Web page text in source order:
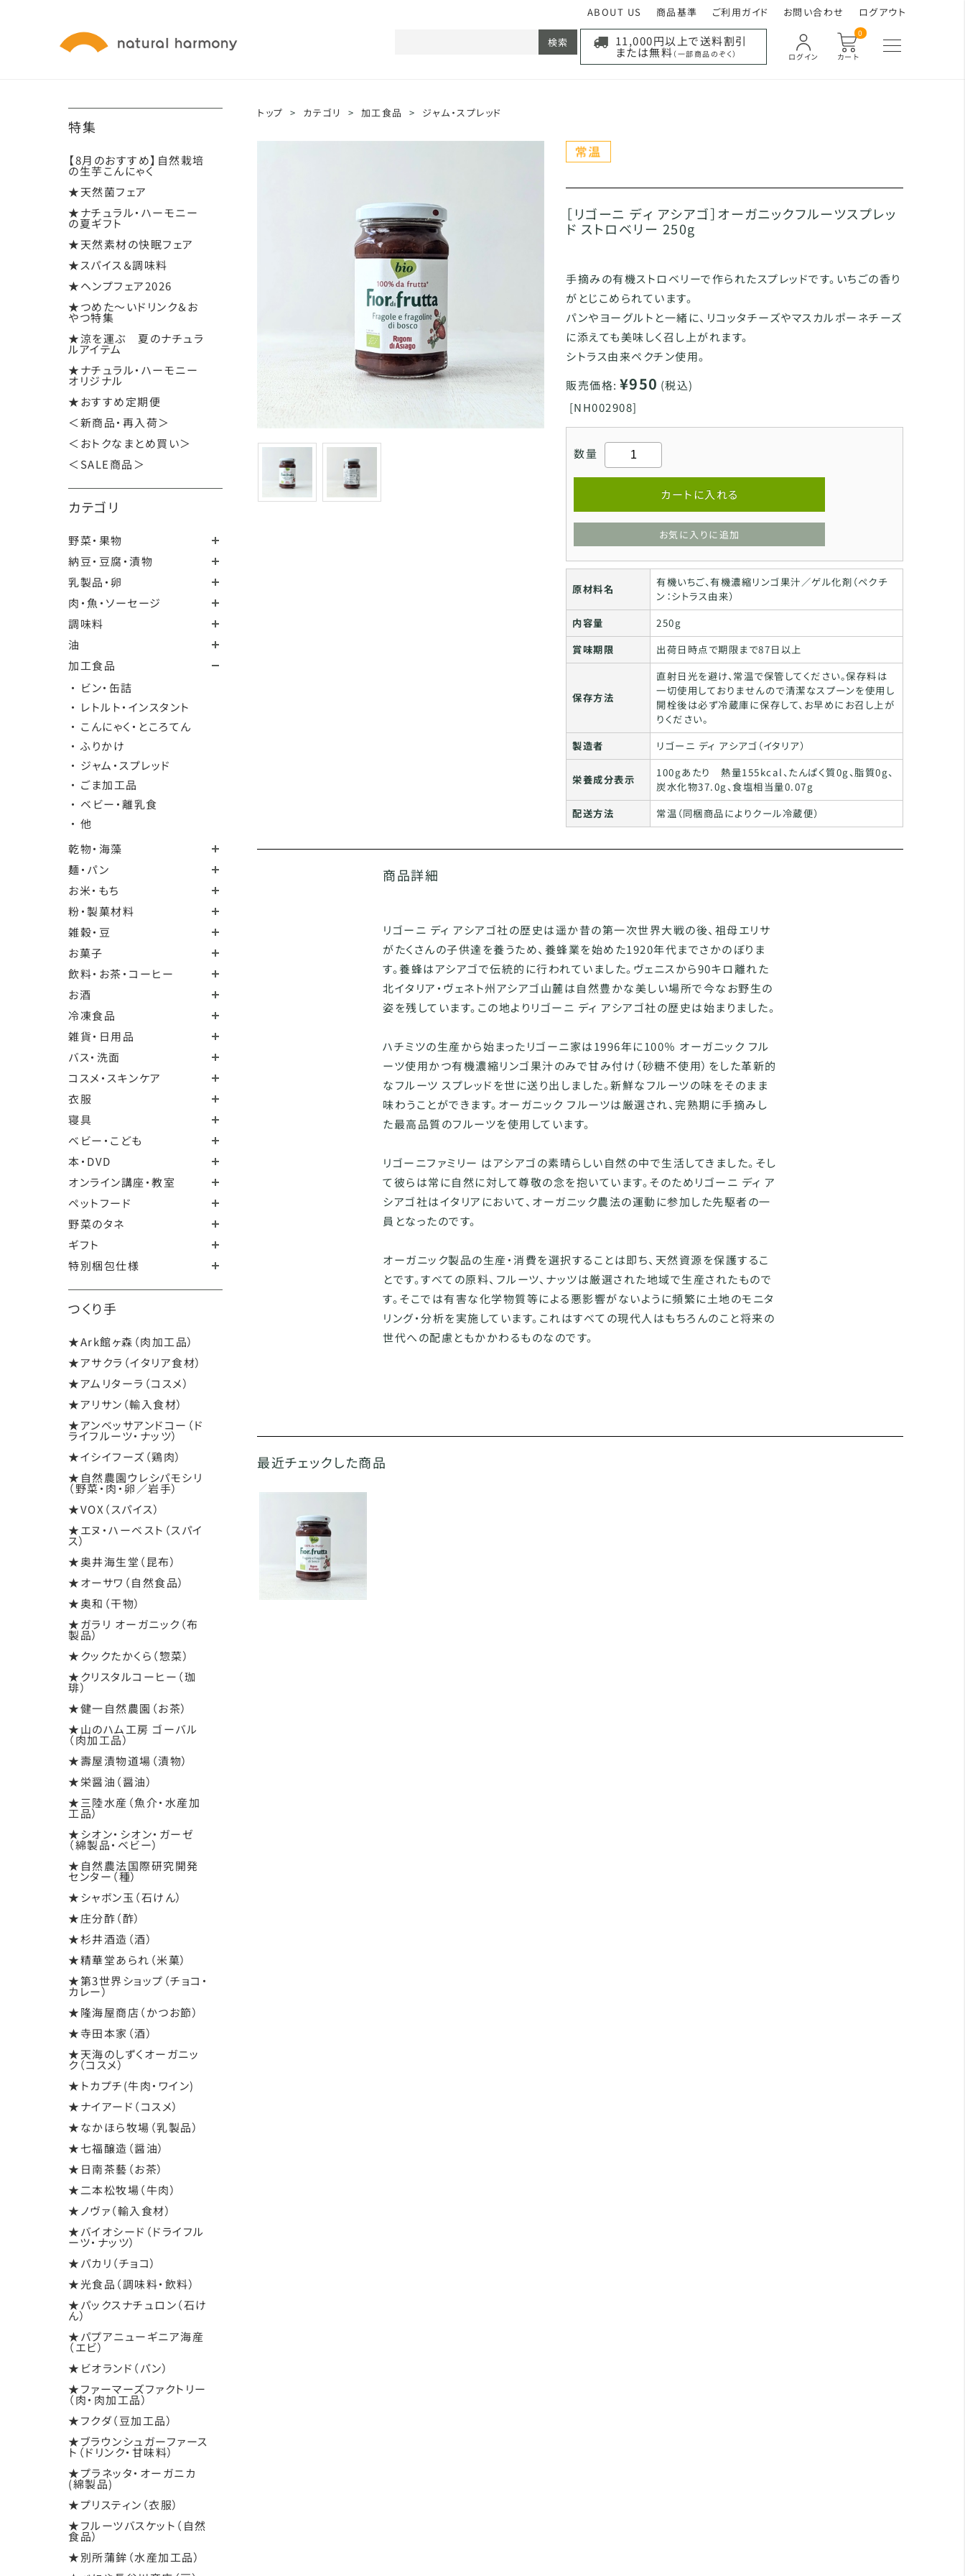
ABOUT US 商品基準 ご利用ガイド お問い合わせ ログアウト
カート
0
ログイン
11,000円以上で送料割引
または無料 （一部商品のぞく）
検索
特集
【8月のおすすめ】自然栽培
の生芋こんにゃく
★天然菌フェア
★ナチュラル・ハーモニー
の夏ギフト
★天然素材の快眠フェア
★スパイス＆調味料
★ヘンプフェア2026
★つめた～いドリンク＆お
やつ特集
★涼を運ぶ 夏のナチュラ
ルアイテム
★ナチュラル・ハーモニー
オリジナル
★おすすめ定期便
＜新商品・再入荷＞
＜おトクなまとめ買い＞
＜SALE商品＞
カテゴリ
野菜・果物
納豆・豆腐・漬物
乳製品・卵
肉・魚・ソーセージ
調味料
油
加工食品
・ ビン・缶詰
・ レトルト・インスタント
・ こんにゃく・ところてん
・ ふりかけ
・ ジャム・スプレッド
・ ごま加工品
・ ベビー・離乳食
・ 他
乾物・海藻
麺・パン
お米・もち
粉・製菓材料
雑穀・豆
お菓子
飲料・お茶・コーヒー
お酒
冷凍食品
雑貨・日用品
バス・洗面
コスメ・スキンケア
衣服
寝具
ベビー・こども
本・DVD
オンライン講座・教室
ペットフード
野菜のタネ
ギフト
特別梱包仕様
つくり手
★Ark館ヶ森（肉加工品）
★アサクラ（イタリア食材）
★アムリターラ（コスメ）
★アリサン（輸入食材）
★アンベッサアンドコー（ド
ライフルーツ・ナッツ）
★イシイフーズ（鶏肉）
★自然農園ウレシパモシリ
（野菜・肉・卵／岩手）
★VOX（スパイス）
★エヌ・ハーベスト（スパイ
ス）
★奥井海生堂（昆布）
★オーサワ（自然食品）
★奥和（干物）
★ガラリ オーガニック（布
製品）
★クックたかくら（惣菜）
★クリスタルコーヒー（珈
琲）
★健一自然農園（お茶）
★山のハム工房 ゴーバル
（肉加工品）
★壽屋漬物道場（漬物）
★栄醤油（醤油）
★三陸水産（魚介・水産加
工品）
★シオン・シオン・ガーゼ
（綿製品・ベビー）
★自然農法国際研究開発
センター（種）
★シャボン玉（石けん）
★庄分酢（酢）
★杉井酒造（酒）
★精華堂あられ（米菓）
★第3世界ショップ（チョコ・
カレー）
★隆海屋商店（かつお節）
★寺田本家（酒）
★天海のしずくオーガニッ
ク（コスメ）
★トカプチ(牛肉・ワイン)
★ナイアード（コスメ）
★なかほら牧場（乳製品）
★七福醸造（醤油）
★日南茶藝（お茶）
★二本松牧場（牛肉）
★ノヴァ（輸入食材）
★バイオシード（ドライフル
ーツ・ナッツ）
★パカリ（チョコ）
★光食品（調味料・飲料）
★パックスナチュロン（石け
ん）
★パプアニューギニア海産
（エビ）
★ビオランド（パン）
★ファーマーズファクトリー
（肉・肉加工品）
★フクダ（豆加工品）
★ブラウンシュガーファース
ト（ドリンク・甘味料）
★プラネッタ・オーガニカ
(綿製品)
★プリスティン（衣服）
★フルーツバスケット（自然
食品）
★別所蒲鉾（水産加工品）
トップ > カテゴリ > 加工食品 > ジャム・スプレッド
［リゴーニ ディ アシアゴ］オーガニックフルーツスプレッ
ド ストロベリー 250g
手摘みの有機ストロベリーで作られたスプレッドです。いちごの香り
がとじこめられています。
パンやヨーグルトと一緒に、リコッタチーズやマスカルポーネチーズ
に添えても美味しく召し上がれます。
シトラス由来ペクチン使用。
販売価格: ¥950 (税込)
[NH002908]
数量
カートに入れる
お気に入りに追加
原材料名
有機いちご、有機濃縮リンゴ果汁／ゲル化剤（ペクチ
ン：シトラス由来）
内容量
250g
賞味期限
出荷日時点で期限まで87日以上
保存方法
直射日光を避け、常温で保管してください。保存料は
一切使用しておりませんので清潔なスプーンを使用し
開栓後は必ず冷蔵庫に保存して、お早めにお召し上が
りください。
製造者
リゴーニ ディ アシアゴ（イタリア）
栄養成分表示
100gあたり 熱量155kcal、たんぱく質0g、脂質0g、
炭水化物37.0g、食塩相当量0.07g
配送方法
常温（同梱商品によりクール冷蔵便）
商品詳細
リゴーニ ディ アシアゴ社の歴史は遥か昔の第一次世界大戦の後、祖母エリサ
がたくさんの子供達を養うため、養蜂業を始めた1920年代までさかのぼりま
す。養蜂はアシアゴで伝統的に行われていました。ヴェニスから90キロ離れた
北イタリア・ヴェネト州アシアゴ山麓は自然豊かな美しい場所で今なお野生の
姿を残しています。この地よりリゴーニ ディ アシアゴ社の歴史は始まりました。
ハチミツの生産から始まったリゴーニ家は1996年に100％ オーガニック フル
ーツ使用かつ有機濃縮リンゴ果汁のみで甘み付け（砂糖不使用）をした革新的
なフルーツ スプレッドを世に送り出しました。新鮮なフルーツの味をそのまま
味わうことができます。オーガニック フルーツは厳選され、完熟期に手摘みし
た最高品質のフルーツを使用しています。
リゴーニファミリー はアシアゴの素晴らしい自然の中で生活してきました。そし
て彼らは常に自然に対して尊敬の念を抱いています。そのためリゴーニ ディ ア
シアゴ社はイタリアにおいて、オーガニック農法の運動に参加した先駆者の一
員となったのです。
オーガニック製品の生産・消費を選択することは即ち、天然資源を保護するこ
とです。すべての原料、フルーツ、ナッツは厳選された地域で生産されたもので
す。そこでは有害な化学物質等による悪影響がないように頻繁に土地のモニタ
リング・分析を実施しています。これはすべての現代人はもちろんのこと将来の
世代への配慮ともかかわるものなのです。
最近チェックした商品